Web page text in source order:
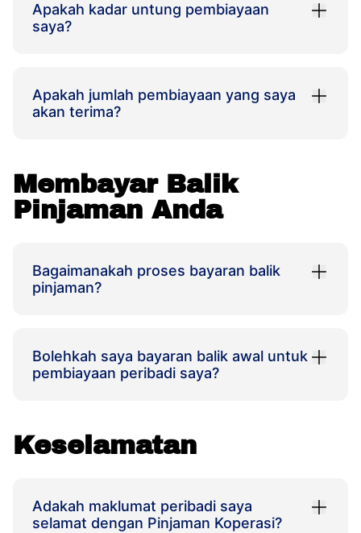
Apakah kadar untung pembiayaan
saya?
Apakah jumlah pembiayaan yang saya
akan terima?
Membayar Balik
Pinjaman Anda
Bagaimanakah proses bayaran balik
pinjaman?
Bolehkah saya bayaran balik awal untuk
pembiayaan peribadi saya?
Keselamatan
Adakah maklumat peribadi saya
selamat dengan Pinjaman Koperasi?